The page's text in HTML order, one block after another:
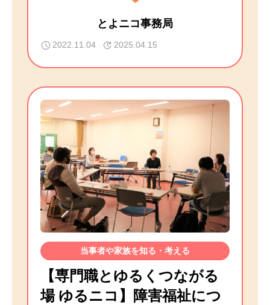
とよニコ事務局
2022.11.04 2025.04.15
当事者や家族を知る・考える
【専門職とゆるくつながる
場 ゆるニコ】障害福祉につ